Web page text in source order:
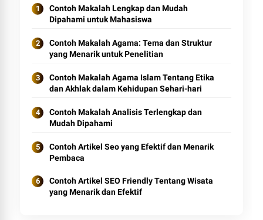
Contoh Makalah Lengkap dan Mudah
Dipahami untuk Mahasiswa
Contoh Makalah Agama: Tema dan Struktur
yang Menarik untuk Penelitian
Contoh Makalah Agama Islam Tentang Etika
dan Akhlak dalam Kehidupan Sehari-hari
Contoh Makalah Analisis Terlengkap dan
Mudah Dipahami
Contoh Artikel Seo yang Efektif dan Menarik
Pembaca
Contoh Artikel SEO Friendly Tentang Wisata
yang Menarik dan Efektif